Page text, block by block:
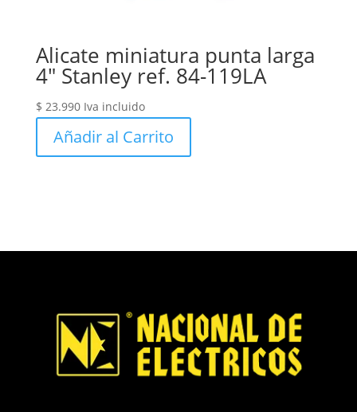
Alicate miniatura punta larga
4″ Stanley ref. 84-119LA
$ 23.990 Iva incluido
Añadir al Carrito